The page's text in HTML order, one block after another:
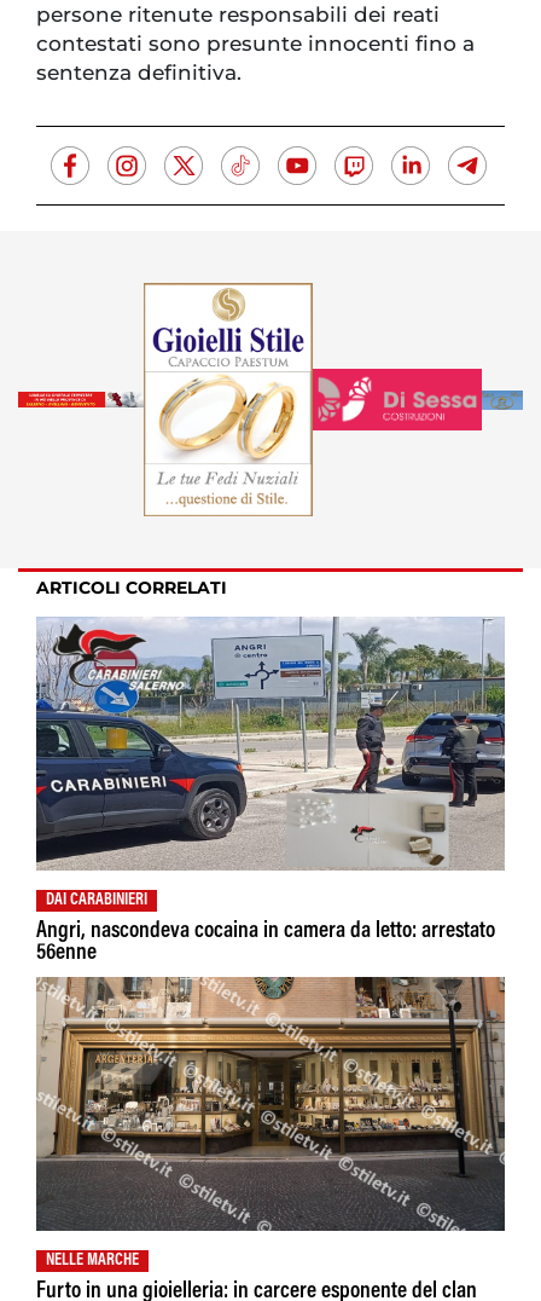
persone ritenute responsabili dei reati
contestati sono presunte innocenti fino a
sentenza definitiva.
ARTICOLI CORRELATI
DAI CARABINIERI
Angri, nascondeva cocaina in camera da letto: arrestato
56enne
NELLE MARCHE
Furto in una gioielleria: in carcere esponente del clan